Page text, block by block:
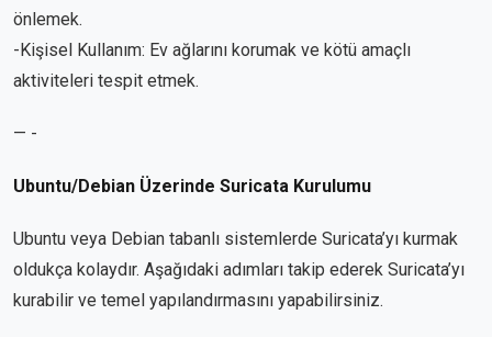
önlemek.
-Kişisel Kullanım: Ev ağlarını korumak ve kötü amaçlı
aktiviteleri tespit etmek.
— -
Ubuntu/Debian Üzerinde Suricata Kurulumu
Ubuntu veya Debian tabanlı sistemlerde Suricata’yı kurmak
oldukça kolaydır. Aşağıdaki adımları takip ederek Suricata’yı
kurabilir ve temel yapılandırmasını yapabilirsiniz.